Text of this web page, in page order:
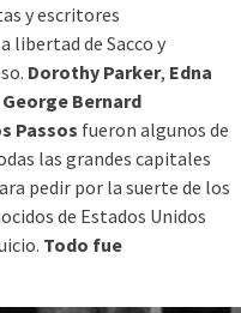
y escritores
libertad de Sacco y
Dorothy Parker, Edna
George Bernard
Passos fueron algunos de
las grandes capitales
pedir por la suerte de los
de Estados Unidos
Todo fue